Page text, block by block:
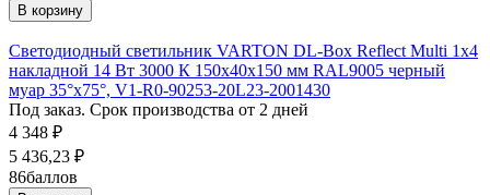
В корзину
Светодиодный светильник VARTON DL-Box Reflect Multi 1x4
накладной 14 Вт 3000 К 150х40х150 мм RAL9005 черный
муар 35°x75°, V1-R0-90253-20L23-2001430
Под заказ. Срок производства от 2 дней
4 348 ₽
5 436,23 ₽
86баллов